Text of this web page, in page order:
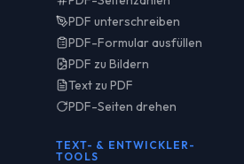
PDF unterschreiben
PDF-Formular ausfüllen
PDF zu Bildern
Text zu PDF
PDF-Seiten drehen
TEXT- & ENTWICKLER-
TOOLS